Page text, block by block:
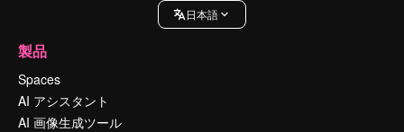
日本語
製品
Spaces
AI アシスタント
AI 画像生成ツール